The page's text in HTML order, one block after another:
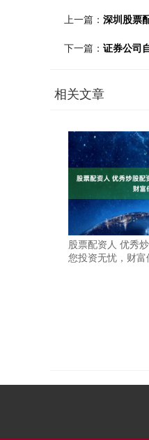
上一篇： 深圳股票
下一篇： 证券公司
相关文章
股票配资人 优秀
您投资无忧，财富